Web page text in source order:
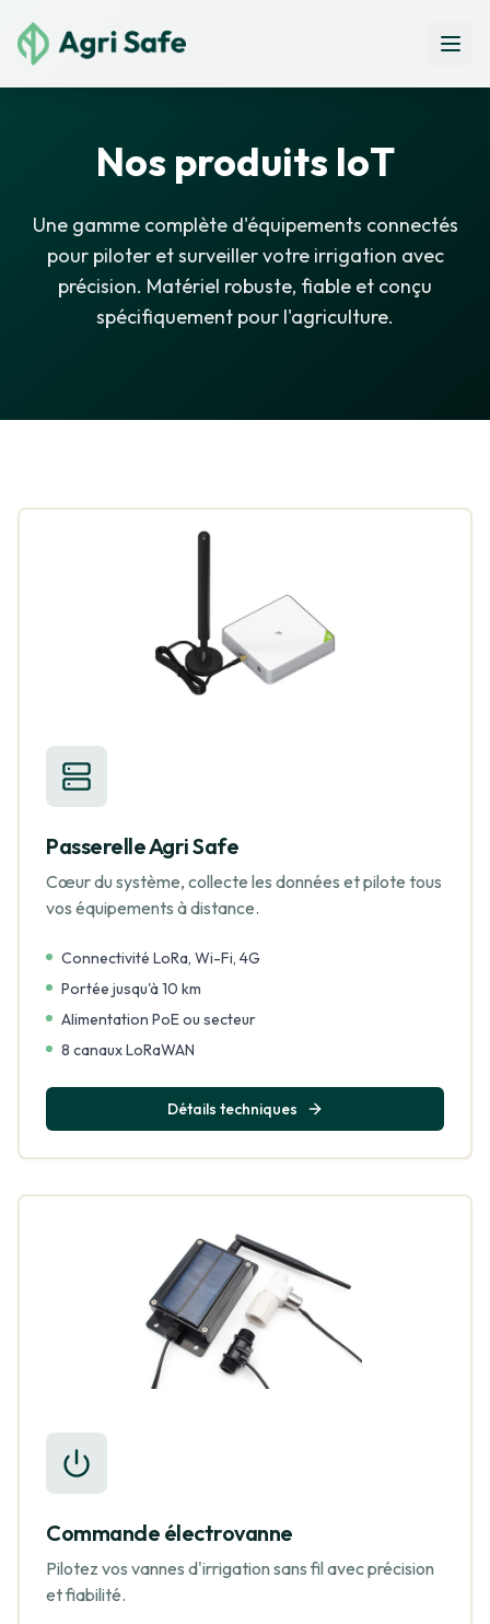
Nos produits IoT
Une gamme complète d'équipements connectés
pour piloter et surveiller votre irrigation avec
précision. Matériel robuste, fiable et conçu
spécifiquement pour l'agriculture.
Passerelle Agri Safe
Cœur du système, collecte les données et pilote tous
vos équipements à distance.
Connectivité LoRa, Wi-Fi, 4G
Portée jusqu'à 10 km
Alimentation PoE ou secteur
8 canaux LoRaWAN
Détails techniques
Commande électrovanne
Pilotez vos vannes d'irrigation sans fil avec précision
et fiabilité.